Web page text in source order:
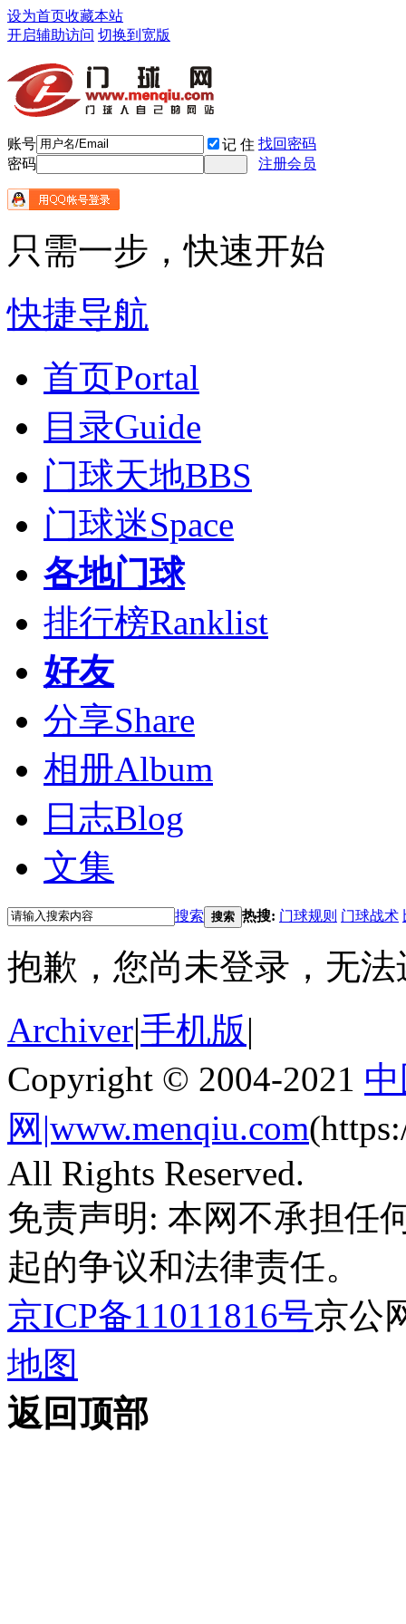
设为首页收藏本站
开启辅助访问 切换到宽版
账号 记 住 找回密码
密码
注册会员
只需一步，快速开始
快捷导航
首页Portal
目录Guide
门球天地BBS
门球迷Space
各地门球
排行榜Ranklist
好友
分享Share
相册Album
日志Blog
文集
搜索 搜索 热搜: 门球规则 门球战术
抱歉，您尚未登录，无
Archiver|手机版|
Copyright © 2004-2021
网|www.menqiu.com
All Rights Reserved.
免责声明: 本网不承担任
起的争议和法律责任。
京ICP备11011816号京公
地图
返回顶部